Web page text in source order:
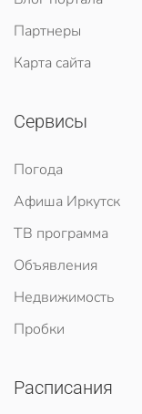
Партнеры
Карта сайта
Сервисы
Погода
Афиша Иркутск
ТВ программа
Объявления
Недвижимость
Пробки
Расписания